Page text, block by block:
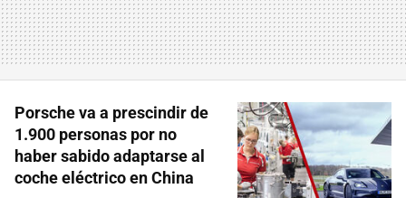
Porsche va a prescindir de
1.900 personas por no
haber sabido adaptarse al
coche eléctrico en China